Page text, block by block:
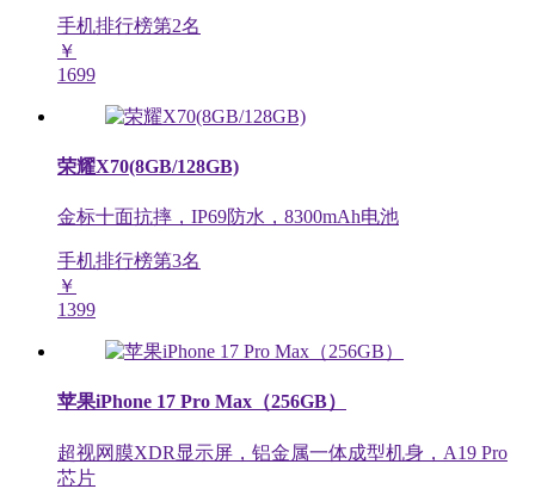
手机排行榜第2名
￥
1699
荣耀X70(8GB/128GB)
金标十面抗摔，IP69防水，8300mAh电池
手机排行榜第3名
￥
1399
苹果iPhone 17 Pro Max（256GB）
超视网膜XDR显示屏，铝金属一体成型机身，A19 Pro
芯片